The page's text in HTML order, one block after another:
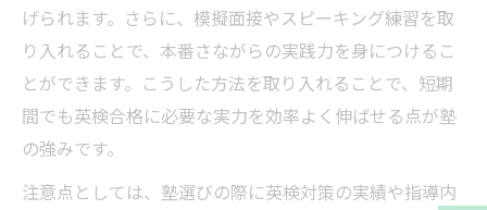
げられます。さらに、模擬面接やスピーキング練習を取
り入れることで、本番さながらの実践力を身につけるこ
とができます。こうした方法を取り入れることで、短期
間でも英検合格に必要な実力を効率よく伸ばせる点が塾
の強みです。
注意点としては、塾選びの際に英検対策の実績や指導内